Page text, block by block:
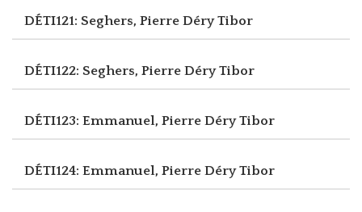
DÉTI121: Seghers, Pierre Déry Tibor
DÉTI122: Seghers, Pierre Déry Tibor
DÉTI123: Emmanuel, Pierre Déry Tibor
DÉTI124: Emmanuel, Pierre Déry Tibor